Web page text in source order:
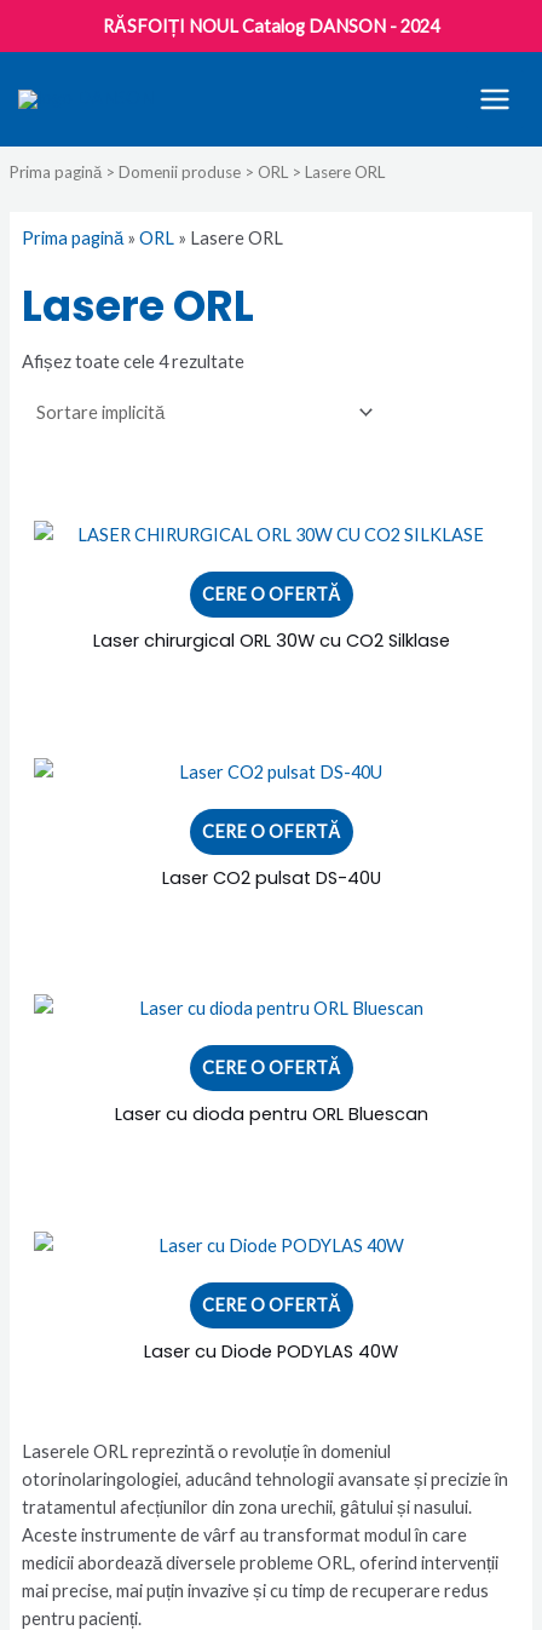
RĂSFOIȚI NOUL Catalog DANSON - 2024
Prima pagină> Domenii produse> ORL > Lasere ORL
Prima pagină» ORL» Lasere ORL
Lasere ORL
Afișez toate cele 4 rezultate
CERE O OFERTĂ
Laser chirurgical ORL 30W cu CO2 Silklase
CERE O OFERTĂ
Laser CO2 pulsat DS-40U
CERE O OFERTĂ
Laser cu dioda pentru ORL Bluescan
CERE O OFERTĂ
Laser cu Diode PODYLAS 40W
Laserele ORL reprezintă o revoluție în domeniul
otorinolaringologiei, aducând tehnologii avansate și precizie în
tratamentul afecțiunilor din zona urechii, gâtului și nasului.
Aceste instrumente de vârf au transformat modul în care
medicii abordează diversele probleme ORL, oferind intervenții
mai precise, mai puțin invazive și cu timp de recuperare redus
pentru pacienți.